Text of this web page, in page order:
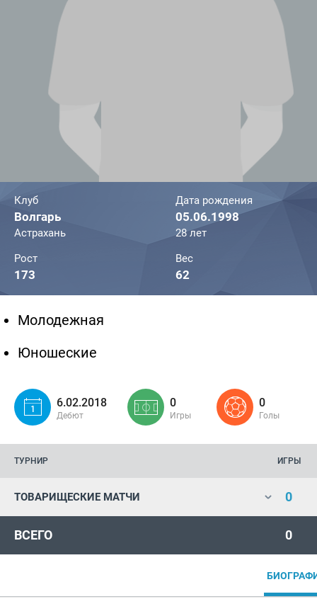
Клуб
Волгарь
Астрахань
Дата рождения
05.06.1998
28 лет
Рост
173
Вес
62
Молодежная
Юношеские
6.02.2018
Дебют
0
Игры
0
Голы
ТУРНИР ИГРЫ
ТОВАРИЩЕСКИЕ МАТЧИ 0
ВСЕГО 0